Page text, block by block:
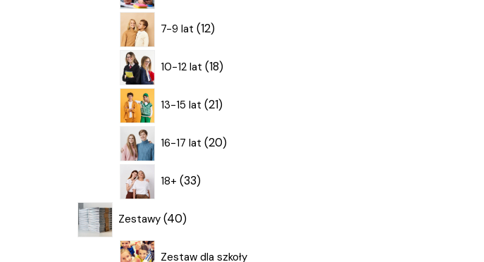
7-9 lat 12
12
produktów
10-12 lat 18
18
produktów
13-15 lat 21
21
produktów
16-17 lat 20
20
produktów
18+ 33
33
produkty
Zestawy 40
40
produktów
Zestaw dla szkoły